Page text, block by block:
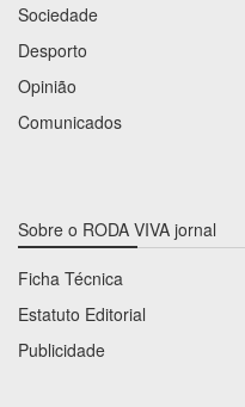
Sociedade
Desporto
Opinião
Comunicados
Sobre o RODA VIVA jornal
Ficha Técnica
Estatuto Editorial
Publicidade